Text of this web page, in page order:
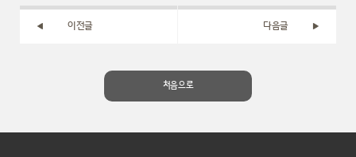
이전글 다음글
처음으로